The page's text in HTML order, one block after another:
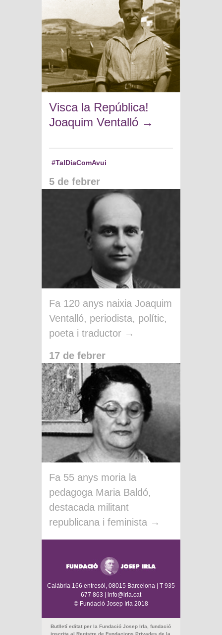
Visca la República!
Joaquim Ventalló →
#TalDiaComAvui
5 de febrer
Fa 120 anys naixia Joaquim
Ventalló, periodista, polític,
poeta i traductor →
17 de febrer
Fa 55 anys moria la
pedagoga Maria Baldó,
destacada militant
republicana i feminista →
Calàbria 166 entresòl, 08015 Barcelona | T 935
677 863 | info@irla.cat
© Fundació Josep Irla 2018
Butlletí editat per la Fundació Josep Irla, fundació
inscrita al Registre de Fundacions Privades de la